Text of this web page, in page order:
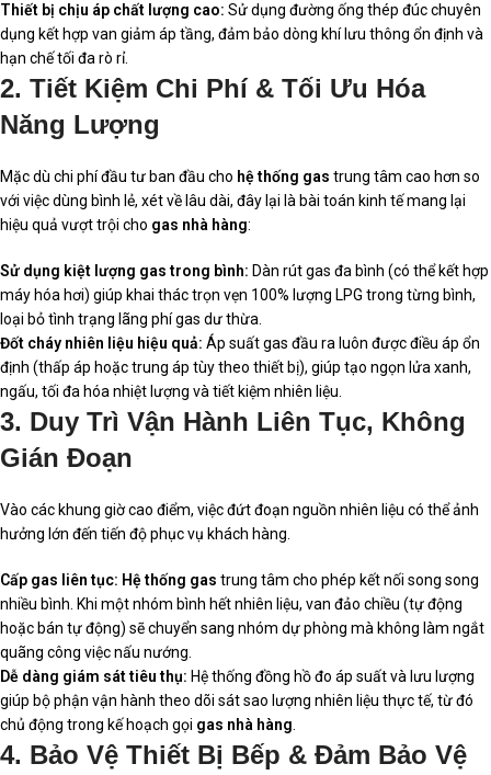
Thiết bị chịu áp chất lượng cao: Sử dụng đường ống thép đúc chuyên
dụng kết hợp van giảm áp tầng, đảm bảo dòng khí lưu thông ổn định và
hạn chế tối đa rò rỉ.
2. Tiết Kiệm Chi Phí & Tối Ưu Hóa
Năng Lượng
Mặc dù chi phí đầu tư ban đầu cho hệ thống gas trung tâm cao hơn so
với việc dùng bình lẻ, xét về lâu dài, đây lại là bài toán kinh tế mang lại
hiệu quả vượt trội cho gas nhà hàng:
Sử dụng kiệt lượng gas trong bình: Dàn rút gas đa bình (có thể kết hợp
máy hóa hơi) giúp khai thác trọn vẹn 100% lượng LPG trong từng bình,
loại bỏ tình trạng lãng phí gas dư thừa.
Đốt cháy nhiên liệu hiệu quả: Áp suất gas đầu ra luôn được điều áp ổn
định (thấp áp hoặc trung áp tùy theo thiết bị), giúp tạo ngọn lửa xanh,
ngấu, tối đa hóa nhiệt lượng và tiết kiệm nhiên liệu.
3. Duy Trì Vận Hành Liên Tục, Không
Gián Đoạn
Vào các khung giờ cao điểm, việc đứt đoạn nguồn nhiên liệu có thể ảnh
hưởng lớn đến tiến độ phục vụ khách hàng.
Cấp gas liên tục: Hệ thống gas trung tâm cho phép kết nối song song
nhiều bình. Khi một nhóm bình hết nhiên liệu, van đảo chiều (tự động
hoặc bán tự động) sẽ chuyển sang nhóm dự phòng mà không làm ngắt
quãng công việc nấu nướng.
Dễ dàng giám sát tiêu thụ: Hệ thống đồng hồ đo áp suất và lưu lượng
giúp bộ phận vận hành theo dõi sát sao lượng nhiên liệu thực tế, từ đó
chủ động trong kế hoạch gọi gas nhà hàng.
4. Bảo Vệ Thiết Bị Bếp & Đảm Bảo Vệ